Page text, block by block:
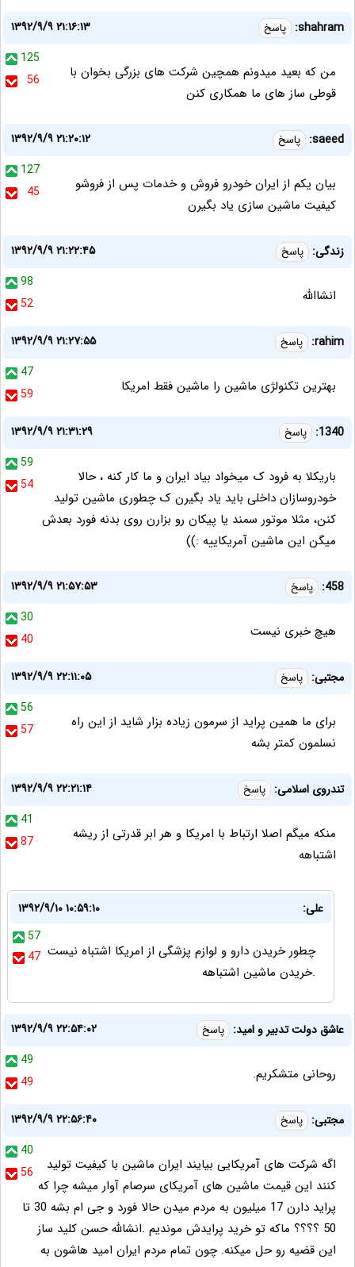
shahram: پاسخ
۱۳۹۲/۹/۹ ۲۱:۱۶:۱۳
125
56
من که بعید میدونم همچین شرکت های بزرگی بخوان با
قوطی ساز های ما همکاری کنن
saeed: پاسخ
۱۳۹۲/۹/۹ ۲۱:۲۰:۱۲
127
45
بیان یکم از ایران خودرو فروش و خدمات پس از فروشو
کیفیت ماشین سازی یاد بگیرن
زندگی: پاسخ
۱۳۹۲/۹/۹ ۲۱:۲۲:۴۵
98
52
انشاالله
rahim: پاسخ
۱۳۹۲/۹/۹ ۲۱:۲۷:۵۵
47
59
بهترین تکنولژی ماشین را ماشین فقط امریکا
1340: پاسخ
۱۳۹۲/۹/۹ ۲۱:۳۱:۲۹
59
54
باریکلا به فرود ک میخواد بیاد ایران و ما کار کنه ، حالا
خودروسازان داخلی باید یاد بگیرن ک چطوری ماشین تولید
کنن، مثلا موتور سمند یا پیکان رو بزارن روی بدنه فورد بعدش
میگن این ماشین آمریکاییه :))
458: پاسخ
۱۳۹۲/۹/۹ ۲۱:۵۷:۵۳
30
40
هیچ خبری نیست
مجتبی: پاسخ
۱۳۹۲/۹/۹ ۲۲:۱۱:۰۵
56
57
برای ما همین پراید از سرمون زیاده بزار شاید از این راه
نسلمون کمتر بشه
تندروی اسلامی: پاسخ
۱۳۹۲/۹/۹ ۲۲:۲۱:۱۴
41
87
منکه میگم اصلا ارتباط با امریکا و هر ابر قدرتی از ریشه
اشتباهه
علی:
۱۳۹۲/۹/۱۰ ۱۰:۵۹:۱۰
57
47 چطور خریدن دارو و لوازم پزشگی از امریکا اشتباه نیست
.خریدن ماشین اشتباهه
عاشق دولت تدبیر و امید: پاسخ
۱۳۹۲/۹/۹ ۲۲:۵۴:۰۲
49
49
روحانی متشکریم.
مجتبی: پاسخ
۱۳۹۲/۹/۹ ۲۲:۵۶:۴۰
40
56
اگه شرکت های آمریکایی بیایند ایران ماشین با کیفیت تولید
کنند این قیمت ماشین های آمریکای سرصام آوار میشه چرا که
پراید دارن 17 میلیون به مردم میدن حالا فورد و جی ام بشه 30 تا
50 ؟؟؟؟ ماکه تو خرید پرایدش موندیم .انشالله حسن کلید ساز
این قضیه رو حل میکنه. چون تمام مردم ایران امید هاشون به